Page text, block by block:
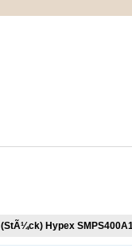
(StÃ¼ck) Hypex